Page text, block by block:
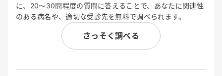
に、20〜30問程度の質問に答えることで、あなたに関連性
のある病名や、適切な受診先を無料で調べられます。
さっそく調べる